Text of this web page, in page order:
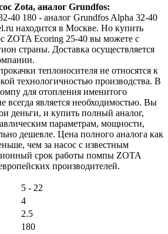
Zota, аналог Grundfos:
40 180 - аналог Grundfos Alpha 32-40
находится в Москве. Но купить
ZOTA Ecoring 25-40 вы можете с
страны. Доставка осуществляется
теплоносителя не относятся к
технологичностью производства. В
для отопления именитого
всегда является необходимостью. Вы
деньги, и купить полный аналог,
параметрам, мощности,
дешевле. Цена полного аналога как
чем за насос с известным
срок работы помпы ZOTA
производителей.
5 - 22
4
2.5
180